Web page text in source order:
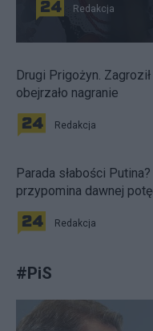
Redakcja
Drugi Prigożyn.
obejrzało nagranie
Redakcja
Parada słabości
przypomina dawnej
Redakcja
#PiS